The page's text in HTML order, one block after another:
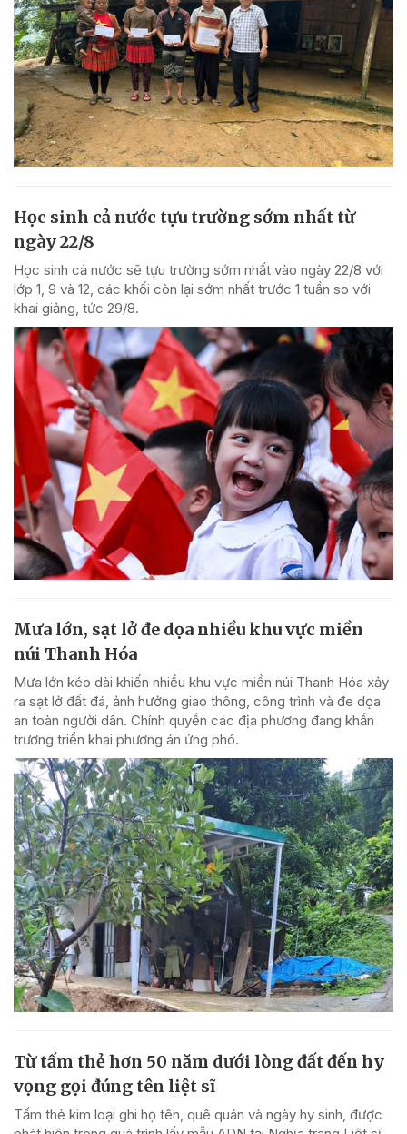
Học sinh cả nước tựu trường sớm nhất từ
ngày 22/8
Học sinh cả nước sẽ tựu trường sớm nhất vào ngày 22/8 với
lớp 1, 9 và 12, các khối còn lại sớm nhất trước 1 tuần so với
khai giảng, tức 29/8.
Mưa lớn, sạt lở đe dọa nhiều khu vực miền
núi Thanh Hóa
Mưa lớn kéo dài khiến nhiều khu vực miền núi Thanh Hóa xảy
ra sạt lở đất đá, ảnh hưởng giao thông, công trình và đe dọa
an toàn người dân. Chính quyền các địa phương đang khẩn
trương triển khai phương án ứng phó.
Từ tấm thẻ hơn 50 năm dưới lòng đất đến hy
vọng gọi đúng tên liệt sĩ
Tấm thẻ kim loại ghi họ tên, quê quán và ngày hy sinh, được